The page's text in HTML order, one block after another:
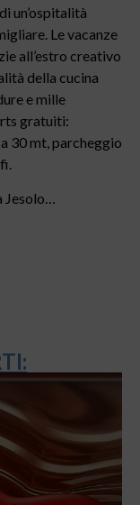
un’ospitalità
Le vacanze
all’estro creativo
della cucina
e mille
gratuiti:
30 mt, parcheggio
Jesolo…